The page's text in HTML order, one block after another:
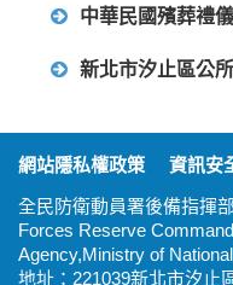
中華民國殯葬禮
新北市汐止區公所
網站隱私權政策
資訊安
全民防衛動員署後備指揮
Forces Reserve
Agency,Ministry of
地址：221039新北市汐止